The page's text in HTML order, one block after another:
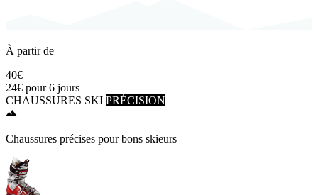
À partir de
40€
24€ pour 6 jours
CHAUSSURES SKI PRÉCISION
Chaussures précises pour bons skieurs